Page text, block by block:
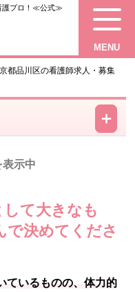
護プロ！≪公式≫
MENU
都品川区の看護師求人・募集
－
＋
示中
して大きなも
で決めてくださ
ているものの、体力的